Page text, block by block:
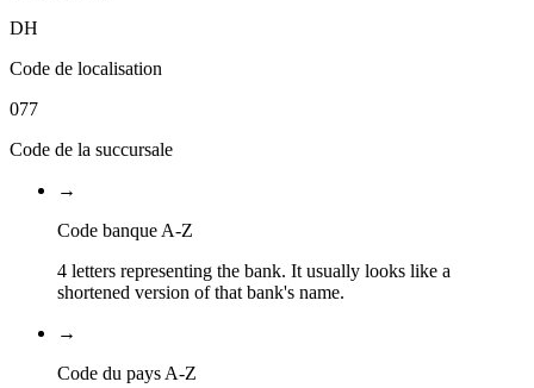
DH
Code de localisation
077
Code de la succursale
→
Code banque A-Z
4 letters representing the bank. It usually looks like a
shortened version of that bank's name.
→
Code du pays A-Z